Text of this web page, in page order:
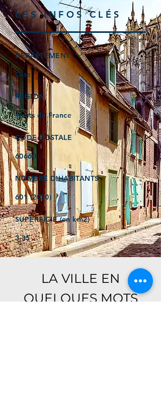
LES INFOS CLÉS
DÉPARTEMENT
Oise
RÉGION
Hauts de France
CODE POSTALE
60660
NOMBRE D'HABITANTS
601 (2020)
SUPERFICIE (en km2)
3,35
LA VILLE EN
QUELQUES MOTS